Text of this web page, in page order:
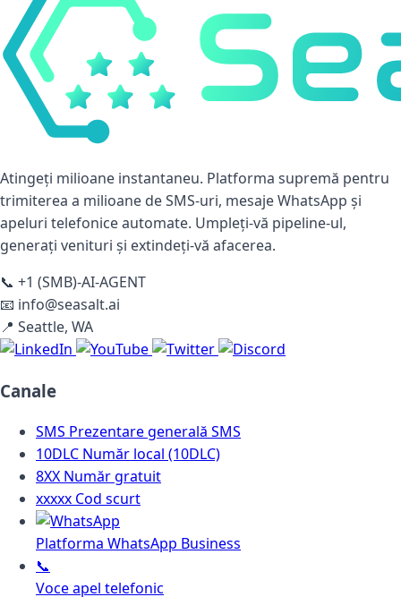
Atingeți milioane instantaneu. Platforma supremă pentru
trimiterea a milioane de SMS-uri, mesaje WhatsApp și
apeluri telefonice automate. Umpleți-vă pipeline-ul,
generați venituri și extindeți-vă afacerea.
📞 +1 (SMB)-AI-AGENT
📧 info@seasalt.ai
📍 Seattle, WA
Canale
SMS Prezentare generală SMS
10DLC Număr local (10DLC)
8XX Număr gratuit
xxxxx Cod scurt
Platforma WhatsApp Business
📞
Voce apel telefonic